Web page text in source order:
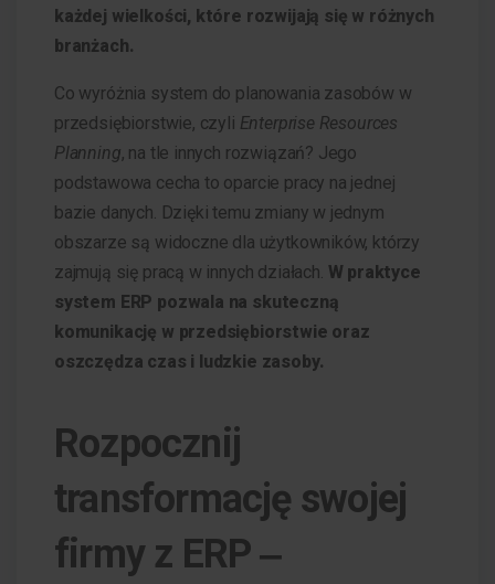
każdej wielkości, które rozwijają się w różnych
branżach.
Co wyróżnia system do planowania zasobów w
przedsiębiorstwie, czyli Enterprise Resources
Planning, na tle innych rozwiązań? Jego
podstawowa cecha to oparcie pracy na jednej
bazie danych. Dzięki temu zmiany w jednym
obszarze są widoczne dla użytkowników, którzy
zajmują się pracą w innych działach. W praktyce
system ERP pozwala na skuteczną
komunikację w przedsiębiorstwie oraz
oszczędza czas i ludzkie zasoby.
Rozpocznij
transformację swojej
firmy z ERP ‒